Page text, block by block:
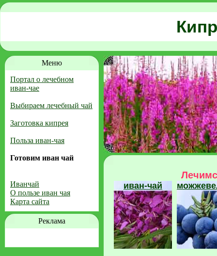
Меню
Портал о лечебном
иван-чае
Выбираем лечебный чай
Заготовка кипрея
Польза иван-чая
Готовим иван чай
Иванчай
О пользе иван чая
Карта сайта
Реклама
иван-чай